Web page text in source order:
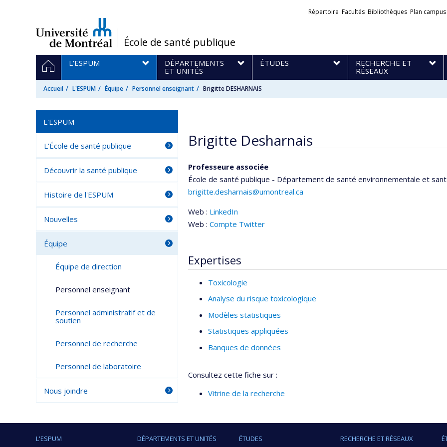
/École de santé publique
Liens
Répertoire Facultés Bibliothèques Plan campus
Navigation
principale
ACCUEIL
L'ESPUM
DÉPARTEMENTS
ET UNITÉS
ÉTUDES
RECHERCHE ET
RÉSEAUX
Accueil L'ESPUM Équipe Personnel enseignant Brigitte DESHARNAIS
Brigitte Desharnais
Professeure associée
École de santé publique - Département de santé environnementale et
brigitte.desharnais@umontreal.ca
Web : LinkedIn
Web : Compte Twitter
Expertises
Toxicologie
Analyse du risque toxicologique
Modèles statistiques
Statistiques appliquées
Banques de données
Consultez cette fiche sur :
Vitrine de la recherche
L'ESPUM
L'École de santé publique
Découvrir la santé publique
Histoire de l'ESPUM
Nouvelles
Équipe
Équipe de direction
Personnel enseignant
Personnel administratif et de
soutien
Personnel de recherche
Personnel de laboratoire
Nous joindre
L'ESPUM DÉPARTEMENTS ET UNITÉS ÉTUDES RECHERCHE ET RÉSEAUX